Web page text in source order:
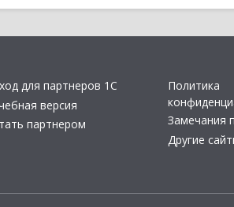
для партнеров 1С
версия
партнером
Политика
Замечания
Другие